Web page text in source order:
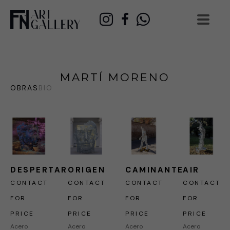
MARTÍ MORENO
OBRAS BIO
DESPERTAR
CONTACT
FOR
PRICE
Acero
ORIGEN
CONTACT
FOR
PRICE
Acero
CAMINANTE
CONTACT
FOR
PRICE
Acero
AIR
CONTACT
FOR
PRICE
Acero